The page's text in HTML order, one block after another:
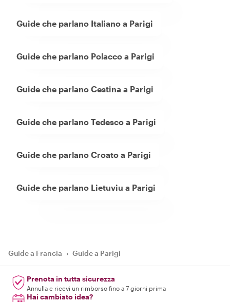
Guide che parlano Italiano a Parigi
Guide che parlano Polacco a Parigi
Guide che parlano Cestina a Parigi
Guide che parlano Tedesco a Parigi
Guide che parlano Croato a Parigi
Guide che parlano Lietuviu a Parigi
Guide a Francia › Guide a Parigi
Prenota in tutta sicurezza
Annulla e ricevi un rimborso fino a 7 giorni prima
Hai cambiato idea?